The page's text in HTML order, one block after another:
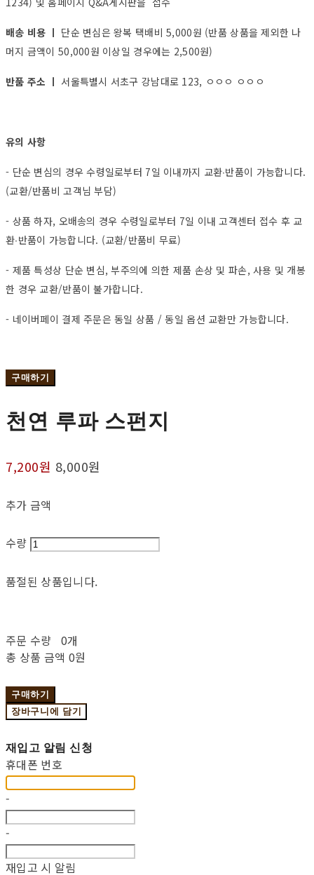
배송 비용 ㅣ 단순 변심은 왕복 택배비 5,000원 (반품 상품을 제외한 나
머지 금액이 50,000원 이상일 경우에는 2,500원)
반품 주소 ㅣ 서울특별시 서초구 강남대로 123, ㅇㅇㅇ ㅇㅇㅇ
유의 사항
- 단순 변심의 경우 수령일로부터 7일 이내까지 교환∙반품이 가능합니다.
(교환/반품비 고객님 부담)
- 상품 하자, 오배송의 경우 수령일로부터 7일 이내 고객센터 접수 후 교
환∙반품이 가능합니다. (교환/반품비 무료)
- 제품 특성상 단순 변심, 부주의에 의한 제품 손상 및 파손, 사용 및 개봉
한 경우 교환/반품이 불가합니다.
- 네이버페이 결제 주문은 동일 상품 / 동일 옵션 교환만 가능합니다.
구매하기
천연 루파 스펀지
7,200원 8,000원
추가 금액
수량
품절된 상품입니다.
주문 수량
0개
총 상품 금액 0원
구매하기
장바구니에 담기
재입고 알림 신청
휴대폰 번호
-
-
재입고 시 알림